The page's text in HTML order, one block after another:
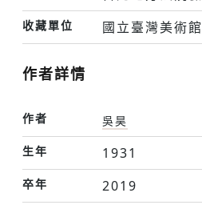
收藏單位 國立臺灣美術館
作者詳情
作者
吳昊
生年
1931
卒年 2019